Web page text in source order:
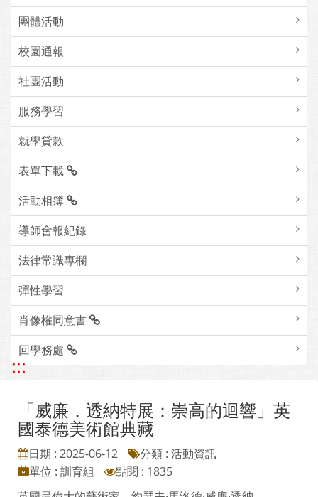
團體活動
校園通報
社團活動
服務學習
就學貸款
表單下載
活動相簿
導師會報紀錄
法律常識專欄
彈性學習
肖像權同意書
回學務處
:::
「威廉．透納特展：崇高的迴響」英
國泰德美術館典藏
日期 : 2025-06-12
分類 : 活動資訊
單位 : 訓育組
點閱 : 1835